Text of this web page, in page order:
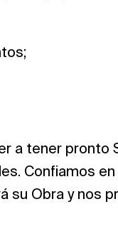
a tener pronto
Confiamos en
su Obra y nos